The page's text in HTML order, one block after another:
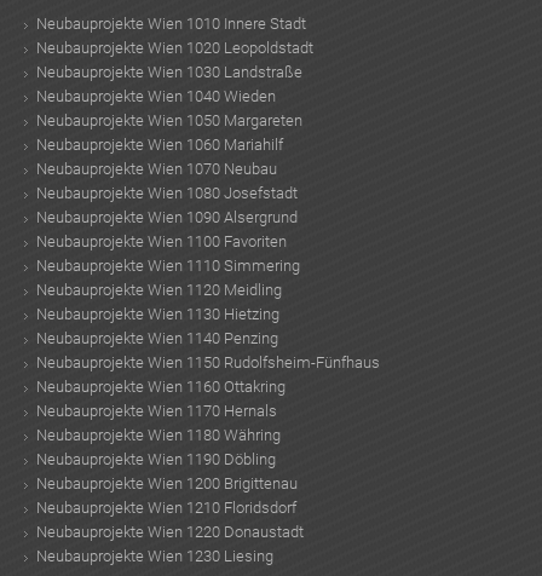
Neubauprojekte Wien 1010 Innere Stadt
Neubauprojekte Wien 1020 Leopoldstadt
Neubauprojekte Wien 1030 Landstraße
Neubauprojekte Wien 1040 Wieden
Neubauprojekte Wien 1050 Margareten
Neubauprojekte Wien 1060 Mariahilf
Neubauprojekte Wien 1070 Neubau
Neubauprojekte Wien 1080 Josefstadt
Neubauprojekte Wien 1090 Alsergrund
Neubauprojekte Wien 1100 Favoriten
Neubauprojekte Wien 1110 Simmering
Neubauprojekte Wien 1120 Meidling
Neubauprojekte Wien 1130 Hietzing
Neubauprojekte Wien 1140 Penzing
Neubauprojekte Wien 1150 Rudolfsheim-Fünfhaus
Neubauprojekte Wien 1160 Ottakring
Neubauprojekte Wien 1170 Hernals
Neubauprojekte Wien 1180 Währing
Neubauprojekte Wien 1190 Döbling
Neubauprojekte Wien 1200 Brigittenau
Neubauprojekte Wien 1210 Floridsdorf
Neubauprojekte Wien 1220 Donaustadt
Neubauprojekte Wien 1230 Liesing